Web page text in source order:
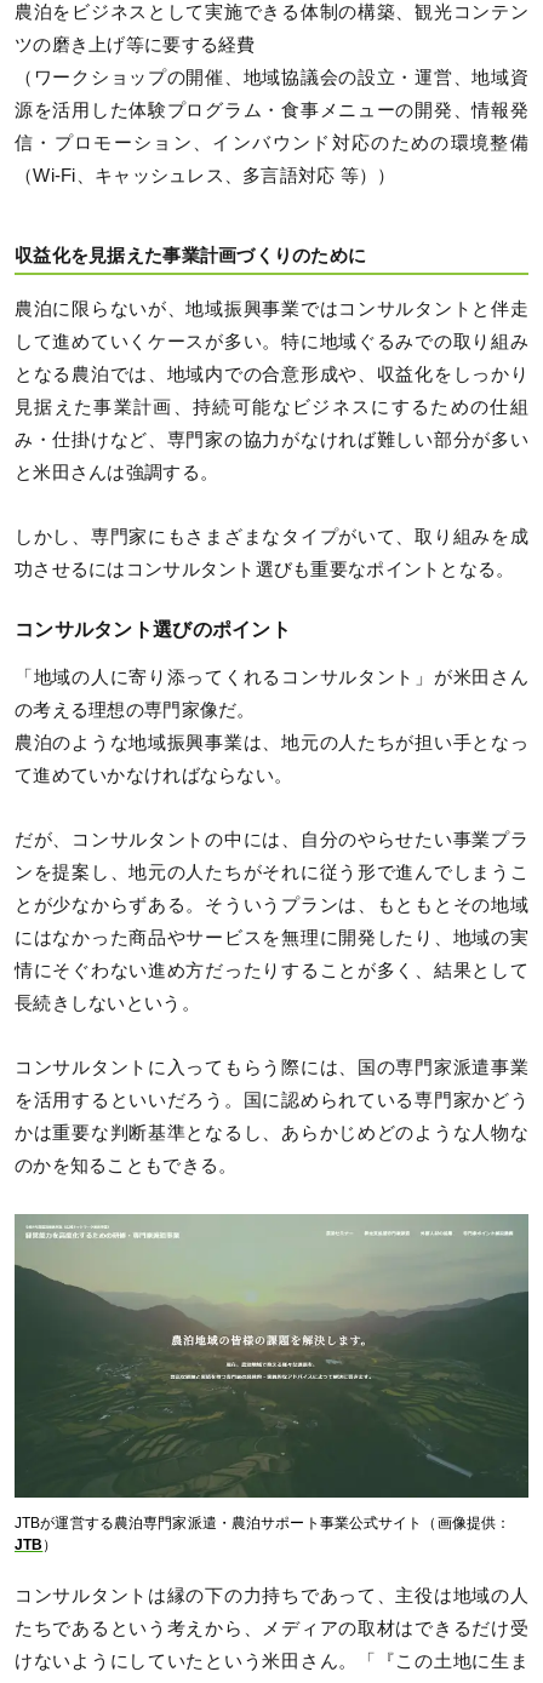
農泊をビジネスとして実施できる体制の構築、観光コンテン
ツの磨き上げ等に要する経費
（ワークショップの開催、地域協議会の設立・運営、地域資
源を活用した体験プログラム・食事メニューの開発、情報発
信・プロモーション、インバウンド対応のための環境整備
（Wi-Fi、キャッシュレス、多言語対応 等））
収益化を見据えた事業計画づくりのために
農泊に限らないが、地域振興事業ではコンサルタントと伴走
して進めていくケースが多い。特に地域ぐるみでの取り組み
となる農泊では、地域内での合意形成や、収益化をしっかり
見据えた事業計画、持続可能なビジネスにするための仕組
み・仕掛けなど、専門家の協力がなければ難しい部分が多い
と米田さんは強調する。
しかし、専門家にもさまざまなタイプがいて、取り組みを成
功させるにはコンサルタント選びも重要なポイントとなる。
コンサルタント選びのポイント
「地域の人に寄り添ってくれるコンサルタント」が米田さん
の考える理想の専門家像だ。
農泊のような地域振興事業は、地元の人たちが担い手となっ
て進めていかなければならない。
だが、コンサルタントの中には、自分のやらせたい事業プラ
ンを提案し、地元の人たちがそれに従う形で進んでしまうこ
とが少なからずある。そういうプランは、もともとその地域
にはなかった商品やサービスを無理に開発したり、地域の実
情にそぐわない進め方だったりすることが多く、結果として
長続きしないという。
コンサルタントに入ってもらう際には、国の専門家派遣事業
を活用するといいだろう。国に認められている専門家かどう
かは重要な判断基準となるし、あらかじめどのような人物な
のかを知ることもできる。
JTBが運営する農泊専門家派遣・農泊サポート事業公式サイト（画像提供：
JTB ）
コンサルタントは縁の下の力持ちであって、主役は地域の人
たちであるという考えから、メディアの取材はできるだけ受
けないようにしていたという米田さん。「『この土地に生ま